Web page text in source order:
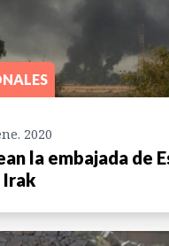
2020
la embajada de
Irak